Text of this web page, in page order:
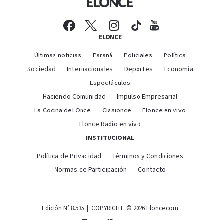
ELONCE
Últimas noticias Paraná Policiales
Política
Sociedad
Internacionales Deportes
Economía
Espectáculos
Haciendo Comunidad
Impulso Empresarial
La Cocina del Once
Clasionce
Elonce en vivo
Elonce Radio en vivo
INSTITUCIONAL
Política de Privacidad
Términos y Condiciones
Normas de Participación
Contacto
Edición N° 8.535 | COPYRIGHT: © 2026 Elonce.com